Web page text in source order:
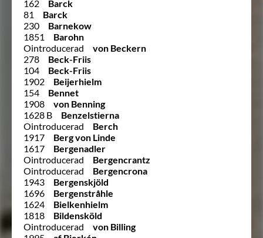
162
Barck
81
Barck
230
Barnekow
1851
Barohn
Ointroducerad
von Beckern
278
Beck-Friis
104
Beck-Friis
1902
Beijerhielm
154
Bennet
1908
von Benning
1628 B
Benzelstierna
Ointroducerad
Berch
1917
Berg von Linde
1617
Bergenadler
Ointroducerad
Bergencrantz
Ointroducerad
Bergencrona
1943
Bergenskjöld
1696
Bergenstråhle
1624
Bielkenhielm
1818
Bildensköld
Ointroducerad
von Billing